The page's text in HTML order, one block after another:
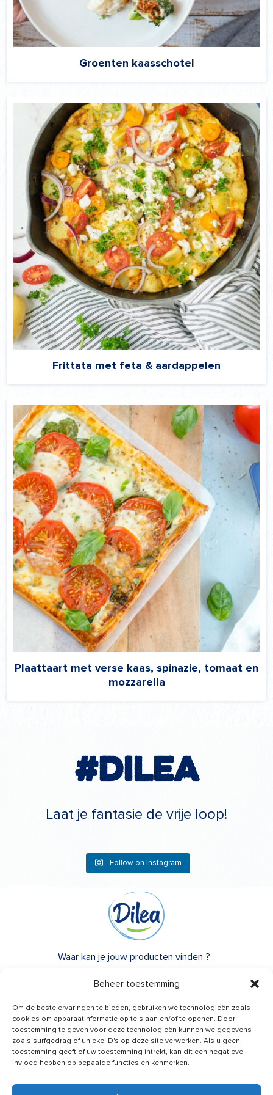
Beheer toestemming
Om de beste ervaringen te bieden, gebruiken we technologieën zoals
cookies om apparaatinformatie op te slaan en/of te openen. Door
toestemming te geven voor deze technologieën kunnen we gegevens
zoals surfgedrag of unieke ID's op deze site verwerken. Als u geen
toestemming geeft of uw toestemming intrekt, kan dit een negatieve
invloed hebben op bepaalde functies en kenmerken.
Groenten kaasschotel
Frittata met feta & aardappelen
Plaattaart met verse kaas, spinazie, tomaat en
mozzarella
#Dilea
Laat je fantasie de vrije loop!
Follow on Instagram
Heb je advies nodig?
Een vraag?
Waar kan je jouw producten vinden ?
Over Dilea
FAQ